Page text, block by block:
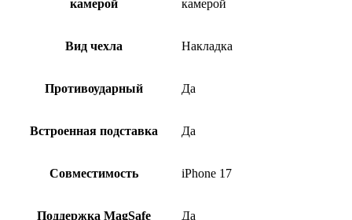
камерой камерой
Вид чехла Накладка
Противоударный Да
Встроенная подставка Да
Совместимость iPhone 17
Поддержка MagSafe Да